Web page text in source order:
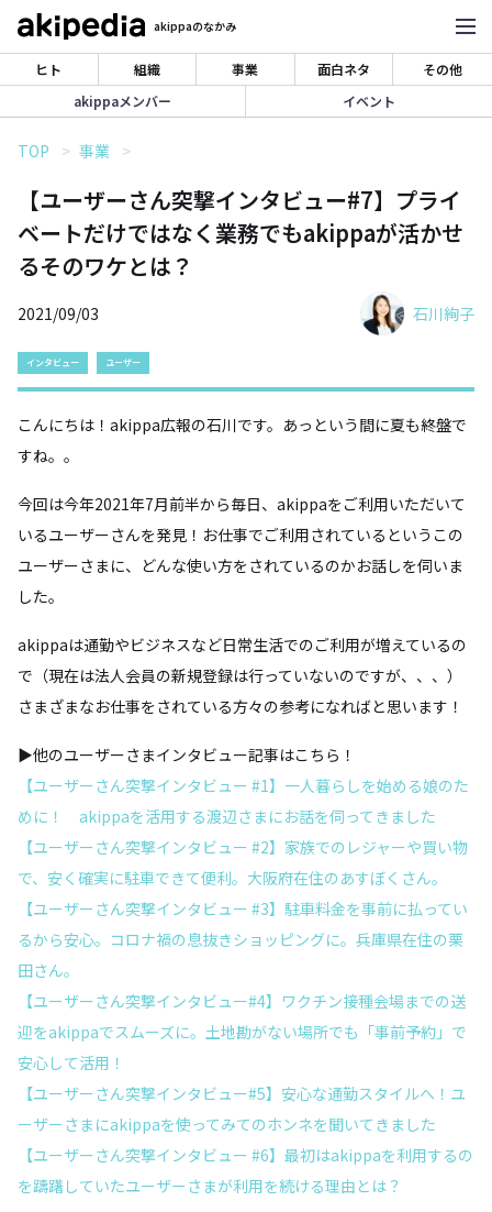
akippaのなかみ
ヒト 組織 事業 面白ネタ
その他
akippaメンバー
イベント
TOP 事業
【ユーザーさん突撃インタビュー#7】プライ
ベートだけではなく業務でもakippaが活かせ
るそのワケとは？
2021/09/03 石川絢子
インタビュー ユーザー
こんにちは！akippa広報の石川です。あっという間に夏も終盤で
すね。。
今回は今年2021年7月前半から毎日、akippaをご利用いただいて
いるユーザーさんを発見！お仕事でご利用されているというこの
ユーザーさまに、どんな使い方をされているのかお話しを伺いま
した。
akippaは通勤やビジネスなど日常生活でのご利用が増えているの
で（現在は法人会員の新規登録は行っていないのですが、、、）
さまざまなお仕事をされている方々の参考になればと思います！
▶他のユーザーさまインタビュー記事はこちら！
【ユーザーさん突撃インタビュー #1】一人暮らしを始める娘のた
めに！ akippaを活用する渡辺さまにお話を伺ってきました
【ユーザーさん突撃インタビュー #2】家族でのレジャーや買い物
で、安く確実に駐車できて便利。大阪府在住のあすぼくさん。
【ユーザーさん突撃インタビュー #3】駐車料金を事前に払ってい
るから安心。コロナ禍の息抜きショッピングに。兵庫県在住の栗
田さん。
【ユーザーさん突撃インタビュー#4】ワクチン接種会場までの送
迎をakippaでスムーズに。土地勘がない場所でも「事前予約」で
安心して活用！
【ユーザーさん突撃インタビュー#5】安心な通勤スタイルへ！ユ
ーザーさまにakippaを使ってみてのホンネを聞いてきました
【ユーザーさん突撃インタビュー #6】最初はakippaを利用するの
を躊躇していたユーザーさまが利用を続ける理由とは？